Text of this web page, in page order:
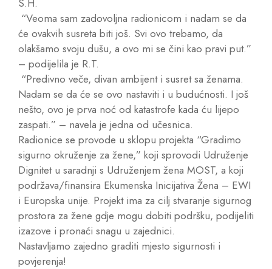
S.H.
“Veoma sam zadovoljna radionicom i nadam se da
će ovakvih susreta biti još. Svi ovo trebamo, da
olakšamo svoju dušu, a ovo mi se čini kao pravi put.”
– podijelila je R.T.
“Predivno veče, divan ambijent i susret sa ženama.
Nadam se da će se ovo nastaviti i u budućnosti. I još
nešto, ovo je prva noć od katastrofe kada ću lijepo
zaspati.” – navela je jedna od učesnica.
Radionice se provode u sklopu projekta “Gradimo
sigurno okruženje za žene,” koji sprovodi Udruženje
Dignitet u saradnji s Udruženjem žena MOST, a koji
podržava/finansira Ekumenska Inicijativa Žena – EWI
i Europska unije. Projekt ima za cilj stvaranje sigurnog
prostora za žene gdje mogu dobiti podršku, podijeliti
izazove i pronaći snagu u zajednici.
Nastavljamo zajedno graditi mjesto sigurnosti i
povjerenja!